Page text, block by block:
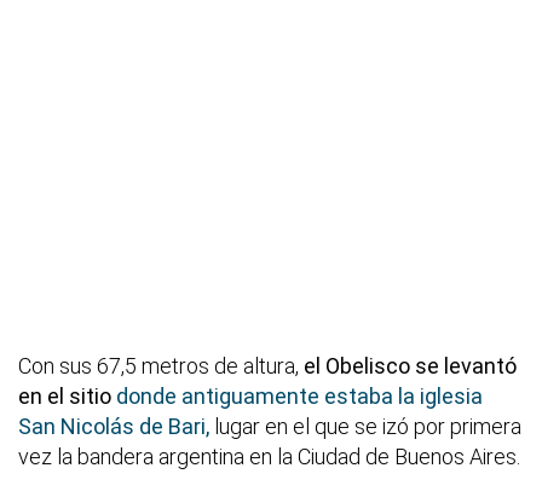
Con sus 67,5 metros de altura, el Obelisco se levantó
en el sitio donde antiguamente estaba la iglesia
San Nicolás de Bari, lugar en el que se izó por primera
vez la bandera argentina en la Ciudad de Buenos Aires.